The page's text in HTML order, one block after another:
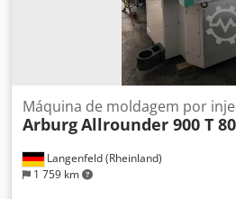
Langenfeld (Rheinland)
1 759 km
Máquina de moldagem por
ArburgAllrounder 900 T